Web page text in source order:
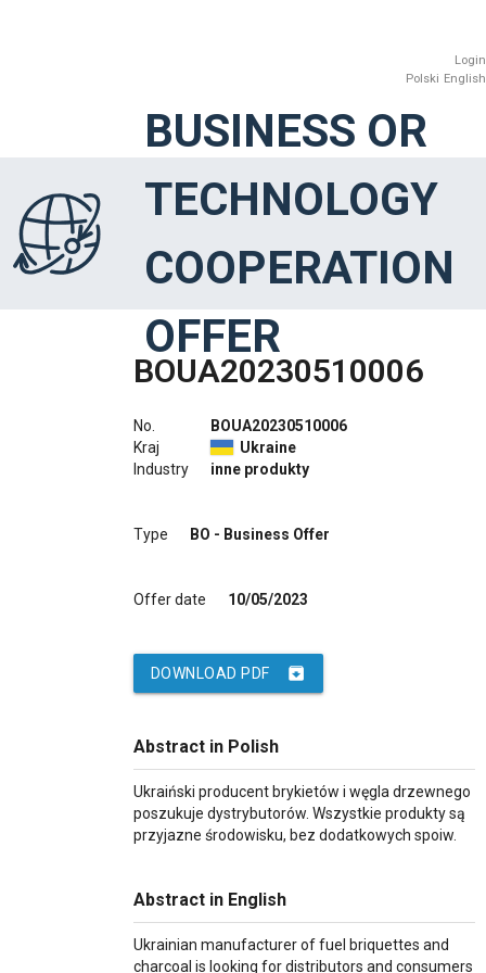
Login
Polski English
BUSINESS OR
TECHNOLOGY
COOPERATION
OFFER
BOUA20230510006
No.
Kraj
Industry
BOUA20230510006
Ukraine
inne produkty
Type BO - Business Offer
Offer date 10/05/2023
archive
DOWNLOAD PDF
Abstract in Polish
Ukraiński producent brykietów i węgla drzewnego
poszukuje dystrybutorów. Wszystkie produkty są
przyjazne środowisku, bez dodatkowych spoiw.
Abstract in English
Ukrainian manufacturer of fuel briquettes and
charcoal is looking for distributors and consumers